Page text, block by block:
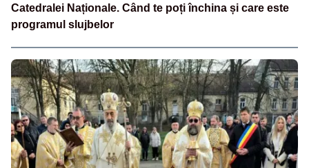
Catedralei Naționale. Când te poți închina și care este
programul slujbelor